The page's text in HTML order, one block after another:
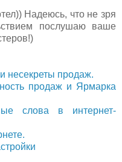
Надеюсь, что не зря
послушаю ваше
несекреты продаж.
продаж и Ярмарка
слова в интернет-